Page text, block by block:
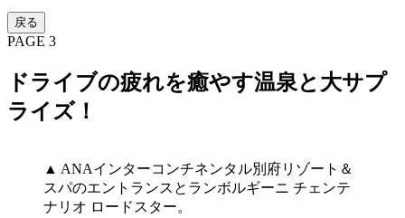
戻る
PAGE 3
ドライブの疲れを癒やす温泉と大サプ
ライズ！
▲ ANAインターコンチネンタル別府リゾート＆
スパのエントランスとランボルギーニ チェンテ
ナリオ ロードスター。